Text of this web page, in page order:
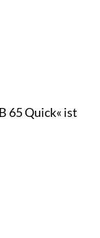
65 Quick« ist